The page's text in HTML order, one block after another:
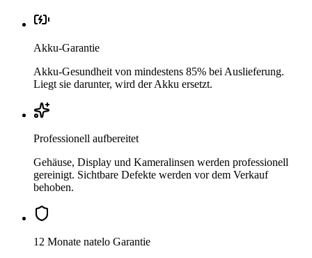
Akku-Garantie
Akku-Gesundheit von mindestens 85% bei Auslieferung.
Liegt sie darunter, wird der Akku ersetzt.
Professionell aufbereitet
Gehäuse, Display und Kameralinsen werden professionell
gereinigt. Sichtbare Defekte werden vor dem Verkauf
behoben.
12 Monate natelo Garantie